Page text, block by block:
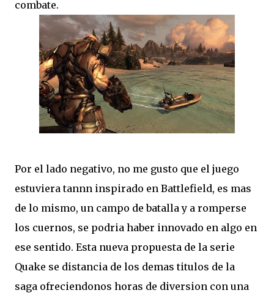
combate.
Por el lado negativo, no me gusto que el juego
estuviera tannn inspirado en Battlefield, es mas
de lo mismo, un campo de batalla y a romperse
los cuernos, se podria haber innovado en algo en
ese sentido. Esta nueva propuesta de la serie
Quake se distancia de los demas titulos de la
saga ofreciendonos horas de diversion con una